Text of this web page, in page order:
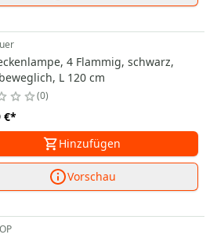
4 Flammig, schwarz,
L 120 cm
0
€*
Hinzufügen
Vorschau